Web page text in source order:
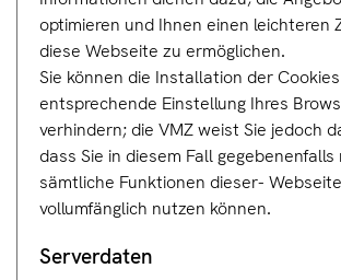
optimieren und Ihnen einen leichteren
diese Webseite zu ermöglichen.
Sie können die Installation der
entsprechende Einstellung Ihres
verhindern; die VMZ weist Sie jedoch
dass Sie in diesem Fall gegebenenfalls
sämtliche Funktionen dieser- Webseite
vollumfänglich nutzen können.
Serverdaten